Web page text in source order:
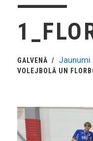
GALVENĀ Jaunumi
VOLEJBOLĀ UN